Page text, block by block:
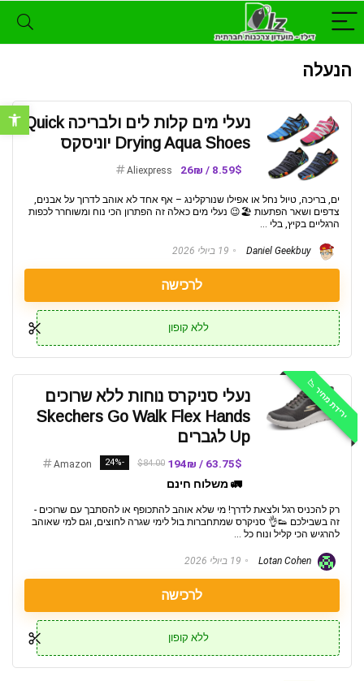
פתח
הנעלה
נעלי מים קלות לים ולבריכה Quick
Drying Aqua Shoes יוניסקס
8.59$ / 26₪
Aliexpress
ים, בריכה, טיול נחל או אפילו שנורקלינג – אף אחד לא אוהב לדרוך על אבנים,
צדפים ושאר הפתעות 🏖️😉 נעלי מים כאלה זה הפתרון הכי נוח ומשוחרר לכפות
הרגליים בקיץ, בלי ...
19 ביולי 2026
לרכישה
ללא קופון
ירידת מחיר 📉
נעלי סניקרס נוחות ללא שרוכים
Skechers Go Walk Flex Hands
Up לגברים
63.75$ / 194₪
$84.00
-24%
Amazon
🚛 משלוח חינם
רק להכניס רגל ולצאת לדרך! מי שלא אוהב להתכופף או להסתבך עם שרוכים -
זה בשבילכם 👟👌 סניקרס שמתחברות בול לימי שגרה לחוצים, וגם למי שאוהב
להרגיש הכי קליל ונוח כל ...
19 ביולי 2026
לרכישה
ללא קופון